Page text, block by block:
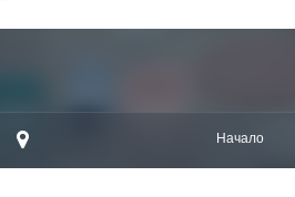
Начало